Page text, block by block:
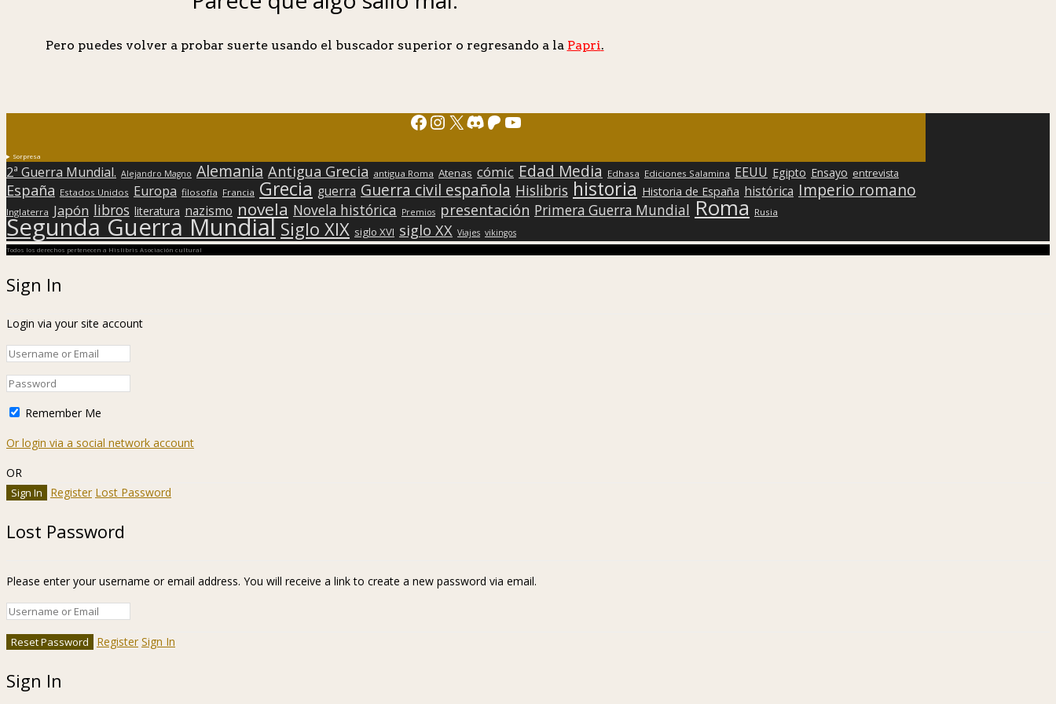
Pero puedes volver a probar suerte usando el buscador superior o regresando a la Papri.
Facebook
Instagram
X Discord
Patreon
YouTube
Sorpresa
2ª Guerra Mundial. Alejandro Magno Alemania Antigua Grecia antigua Roma Atenas cómic Edad Media Edhasa Ediciones Salamina EEUU Egipto Ensayo entrevista
España Estados Unidos Europa filosofía Francia Grecia guerra Guerra civil española Hislibris historia Historia de España histórica Imperio romano
Inglaterra Japón libros literatura nazismo novela Novela histórica Premios presentación Primera Guerra Mundial Roma Rusia
Segunda Guerra Mundial Siglo XIX siglo XVI siglo XX Viajes vikingos
Todos los derechos pertenecen a Hislibris Asociación cultural
Sign In
Login via your site account
Remember Me
Or login via a social network account
OR
Register Lost Password
Lost Password
Please enter your username or email address. You will receive a link to create a new password via email.
Register Sign In
Sign In